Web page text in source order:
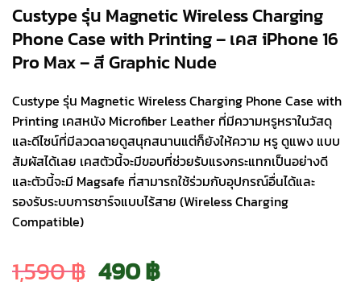
Custype รุ่น Magnetic Wireless Charging
Phone Case with Printing – เคส iPhone 16
Pro Max – สี Graphic Nude
Custype รุ่น Magnetic Wireless Charging Phone Case with
Printing เคสหนัง Microfiber Leather ที่มีความหรูหราในวัสดุ
และดีไซน์ที่มีลวดลายดูสนุกสนานแต่ก็ยังให้ความ หรู ดูแพง แบบ
สัมผัสได้เลย เคสตัวนี้จะมีขอบที่ช่วยรับแรงกระแทกเป็นอย่างดี
และตัวนี้จะมี Magsafe ที่สามารถใช้ร่วมกับอุปกรณ์อื่นได้และ
รองรับระบบการชาร์จแบบไร้สาย (Wireless Charging
Compatible)
1,590฿ Original
490฿Current